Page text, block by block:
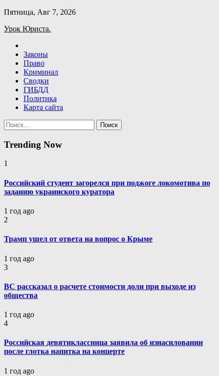
Skip
content
Пятница, Авг 7, 2026
Урок Юриста.
Законы
Право
Криминал
Сводки
ГИБДД
Политика
Карта сайта
Найти:
Trending Now
1
Российский студент загорелся при поджоге локомотива по
заданию украинского куратора
1 год ago
2
Трамп ушел от ответа на вопрос о Крыме
1 год ago
3
ВС рассказал о расчете стоимости доли при выходе из
общества
1 год ago
4
Российская девятиклассница заявила об изнасиловании
после глотка напитка на концерте
1 год ago